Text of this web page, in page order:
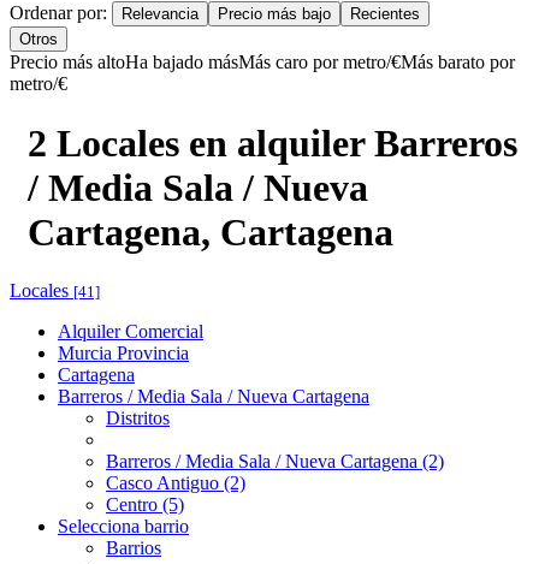
Ordenar por: Relevancia Precio más bajo
Recientes
Otros
Precio más altoHa bajado másMás caro por metro/€Más barato por
metro/€
2 Locales en alquiler Barreros
/ Media Sala / Nueva
Cartagena, Cartagena
Locales [41]
Alquiler Comercial
Murcia Provincia
Cartagena
Barreros / Media Sala / Nueva Cartagena
Distritos
Barreros / Media Sala / Nueva Cartagena (2)
Casco Antiguo (2)
Centro (5)
Selecciona barrio
Barrios